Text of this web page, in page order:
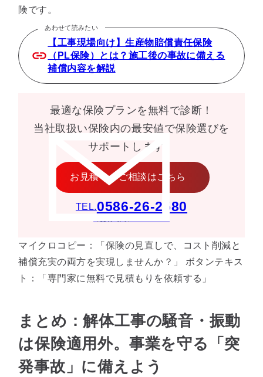
0586-26-2580
電話受付時間 … 9:00〜18:00
相談予約はこちら
険です。
あわせて読みたい
【工事現場向け】生産物賠償責任保険
（PL保険）とは？施工後の事故に備える
補償内容を解説
最適な保険プランを無料で診断！
当社取扱い保険内の最安値で保険選びを
サポートします。
お見積り・ご相談はこちら
TEL.0586-26-2580
マイクロコピー：「保険の見直しで、コスト削減と
補償充実の両方を実現しませんか？」 ボタンテキス
ト：「専門家に無料で見積もりを依頼する」
まとめ：解体工事の騒音・振動
は保険適用外。事業を守る「突
発事故」に備えよう